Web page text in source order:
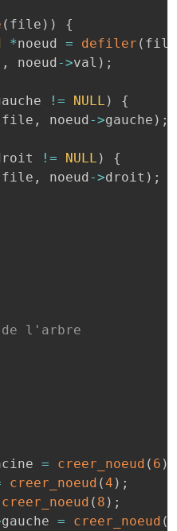
( file ) )
{
*noeud = defiler ( file
, noeud ->val ) ;
!= NULL )
{
file , noeud ->gauche ) ;
!= NULL )
{
file , noeud ->droit ) ;
l'arbre
= creer_noeud ( 6 )
creer_noeud (4 ) ;
creer_noeud ( 8 ) ;
gauche = creer_noeud (